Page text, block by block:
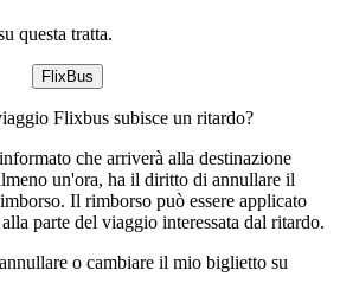
questa tratta.
FlixBus
Flixbus subisce un ritardo?
che arriverà alla destinazione
un'ora, ha il diritto di annullare il
Il rimborso può essere applicato
parte del viaggio interessata dal ritardo.
o cambiare il mio biglietto su